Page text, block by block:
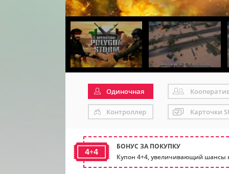
Одиночная
Контроллер Карточки
4+4
БОНУС ЗА ПОКУПКУ
Купон 4+4, увеличивающий шансы